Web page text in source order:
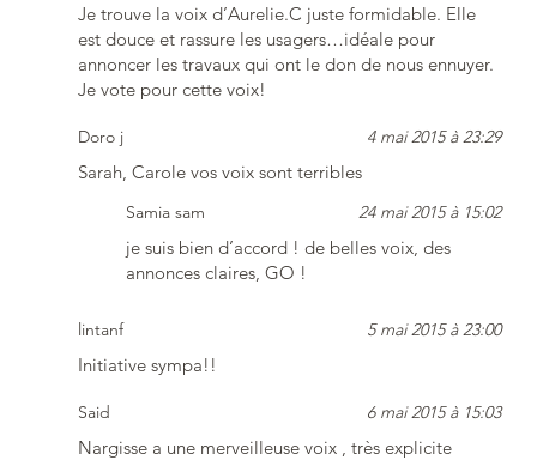
Je trouve la voix d’Aurelie.C juste formidable. Elle
est douce et rassure les usagers…idéale pour
annoncer les travaux qui ont le don de nous ennuyer.
Je vote pour cette voix!
Doro j 4 mai 2015 à 23:29
Sarah, Carole vos voix sont terribles
Samia sam 24 mai 2015 à 15:02
je suis bien d’accord ! de belles voix, des
annonces claires, GO !
lintanf 5 mai 2015 à 23:00
Initiative sympa!!
Said 6 mai 2015 à 15:03
Nargisse a une merveilleuse voix , très explicite